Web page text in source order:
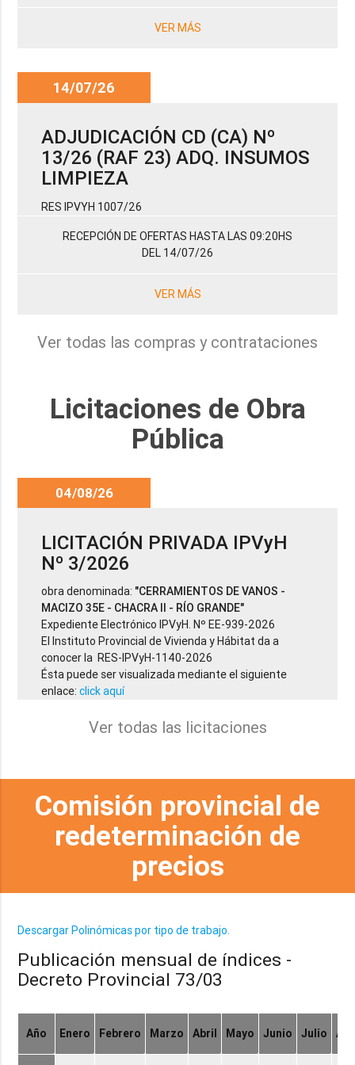
VER MÁS
14/07/26
ADJUDICACIÓN CD (CA) Nº
13/26 (RAF 23) ADQ. INSUMOS
LIMPIEZA
RES IPVYH 1007/26
RECEPCIÓN DE OFERTAS HASTA LAS 09:20HS
DEL 14/07/26
VER MÁS
Ver todas las compras y contrataciones
Licitaciones de Obra
Pública
04/08/26
LICITACIÓN PRIVADA IPVyH
Nº 3/2026
obra denominada: "CERRAMIENTOS DE VANOS -
MACIZO 35E - CHACRA II - RÍO GRANDE"
Expediente Electrónico IPVyH. Nº EE-939-2026
El Instituto Provincial de Vivienda y Hábitat da a
conocer la RES-IPVyH-1140-2026
Ésta puede ser visualizada mediante el siguiente
enlace:click aquí
Ver todas las licitaciones
Comisión provincial de
redeterminación de
precios
Descargar Polinómicas por tipo de trabajo.
Publicación mensual de índices -
Decreto Provincial 73/03
Año Enero Febrero Marzo Abril Mayo Junio Julio